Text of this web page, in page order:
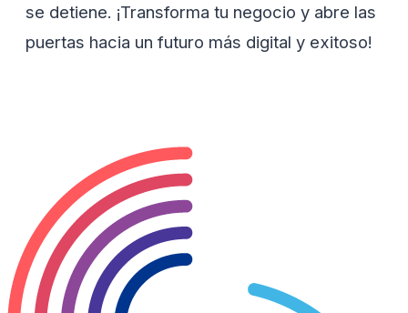
se detiene. ¡Transforma tu negocio y abre las
puertas hacia un futuro más digital y exitoso!